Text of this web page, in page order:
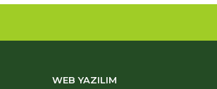
WEB YAZILIM